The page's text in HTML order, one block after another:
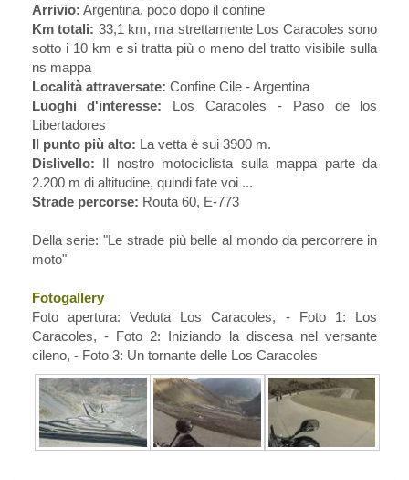
Arrivio: Argentina, poco dopo il confine
Km totali: 33,1 km, ma strettamente Los Caracoles sono
sotto i 10 km e si tratta più o meno del tratto visibile sulla
ns mappa
Località attraversate: Confine Cile - Argentina
Luoghi d'interesse: Los Caracoles - Paso de los
Libertadores
Il punto più alto: La vetta è sui 3900 m.
Dislivello: Il nostro motociclista sulla mappa parte da
2.200 m di altitudine, quindi fate voi ...
Strade percorse: Routa 60, E-773
Della serie: "Le strade più belle al mondo da percorrere in
moto"
Fotogallery
Foto apertura: Veduta Los Caracoles, - Foto 1: Los
Caracoles, - Foto 2: Iniziando la discesa nel versante
cileno, - Foto 3: Un tornante delle Los Caracoles